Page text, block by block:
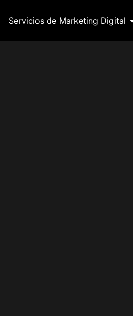
Servicios de Marketing Digital